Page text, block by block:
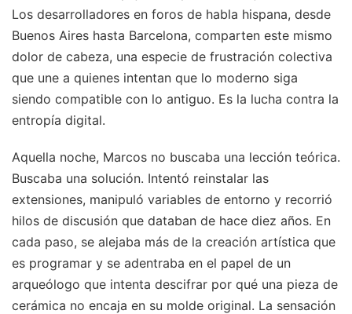
Los desarrolladores en foros de habla hispana, desde
Buenos Aires hasta Barcelona, comparten este mismo
dolor de cabeza, una especie de frustración colectiva
que une a quienes intentan que lo moderno siga
siendo compatible con lo antiguo. Es la lucha contra la
entropía digital.
Aquella noche, Marcos no buscaba una lección teórica.
Buscaba una solución. Intentó reinstalar las
extensiones, manipuló variables de entorno y recorrió
hilos de discusión que databan de hace diez años. En
cada paso, se alejaba más de la creación artística que
es programar y se adentraba en el papel de un
arqueólogo que intenta descifrar por qué una pieza de
cerámica no encaja en su molde original. La sensación